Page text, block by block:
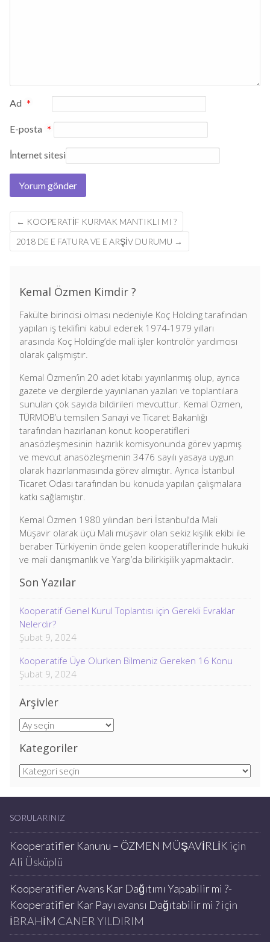
Ad *
E-posta *
İnternet sitesi
Post
navigation
← KOOPERATIF KURMAK MANTIKLI MI ?
2018 DE E FATURA VE E ARŞIV DURUMU →
Kemal Özmen Kimdir ?
Fakülte birincisi olması nedeniyle Koç Holding tarafından
yapılan iş teklifini kabul ederek 1974-1979 yılları
arasında Koç Holding’de mali işler kontrolör yardımcısı
olarak çalışmıştır.
Kemal Özmen’in 20 adet kitabı yayınlanmış olup, ayrıca
gazete ve dergilerde yayınlanan yazıları ve toplantılara
sunulan çok sayıda bildirileri mevcuttur. Kemal Özmen,
TÜRMOB’u temsilen Sanayi ve Ticaret Bakanlığı
tarafından hazırlanan konut kooperatifleri
anasözleşmesinin hazırlık komisyonunda görev yapmış
ve mevcut anasözleşmenin 3476 sayılı yasaya uygun
olarak hazırlanmasında görev almıştır. Ayrıca İstanbul
Ticaret Odası tarafından bu konuda yapılan çalışmalara
katkı sağlamıştır.
Kemal Özmen 1980 yılından beri İstanbul’da Mali
Müşavir olarak üçü Mali müşavir olan sekiz kişilik ekibi ile
beraber Türkiyenin önde gelen kooperatiflerinde hukuki
ve mali danışmanlık ve Yargı’da bilirkişilik yapmaktadır.
Son Yazılar
Kooperatif Genel Kurul Toplantısı için Gerekli Evraklar
Nelerdir?
Şubat 9, 2024
Kooperatife Üye Olurken Bilmeniz Gereken 16 Konu
Şubat 9, 2024
Arşivler
Arşivler
Kategoriler
Kategoriler
SORULARINIZ
Kooperatifler Kanunu – ÖZMEN MÜŞAVİRLİK için
Ali Üsküplü
Kooperatifler Avans Kar Dağıtımı Yapabilir mi ?-
Kooperatifler Kar Payı avansı Dağıtabilir mi ?için
İBRAHİM CANER YILDIRIM